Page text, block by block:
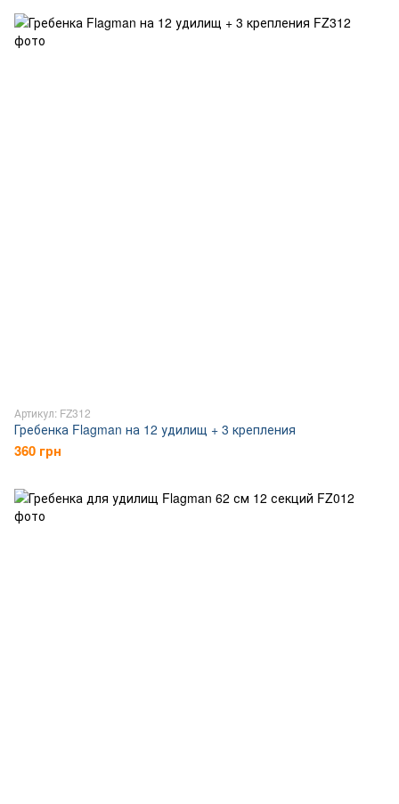
Артикул: FZ312
Гребенка Flagman на 12 удилищ + 3 крепления
360 грн